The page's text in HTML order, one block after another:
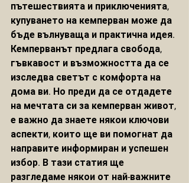
пътешествията и приключенията,
купуването на кемперван може да
бъде вълнуваща и практична идея.
Кемперванът предлага свобода,
гъвкавост и възможността да се
изследва светът с комфорта на
дома ви. Но преди да се отдадете
на мечтата си за кемперван живот,
е важно да знаете някои ключови
аспекти, които ще ви помогнат да
направите информиран и успешен
избор. В тази статия ще
разгледаме някои от най-важните